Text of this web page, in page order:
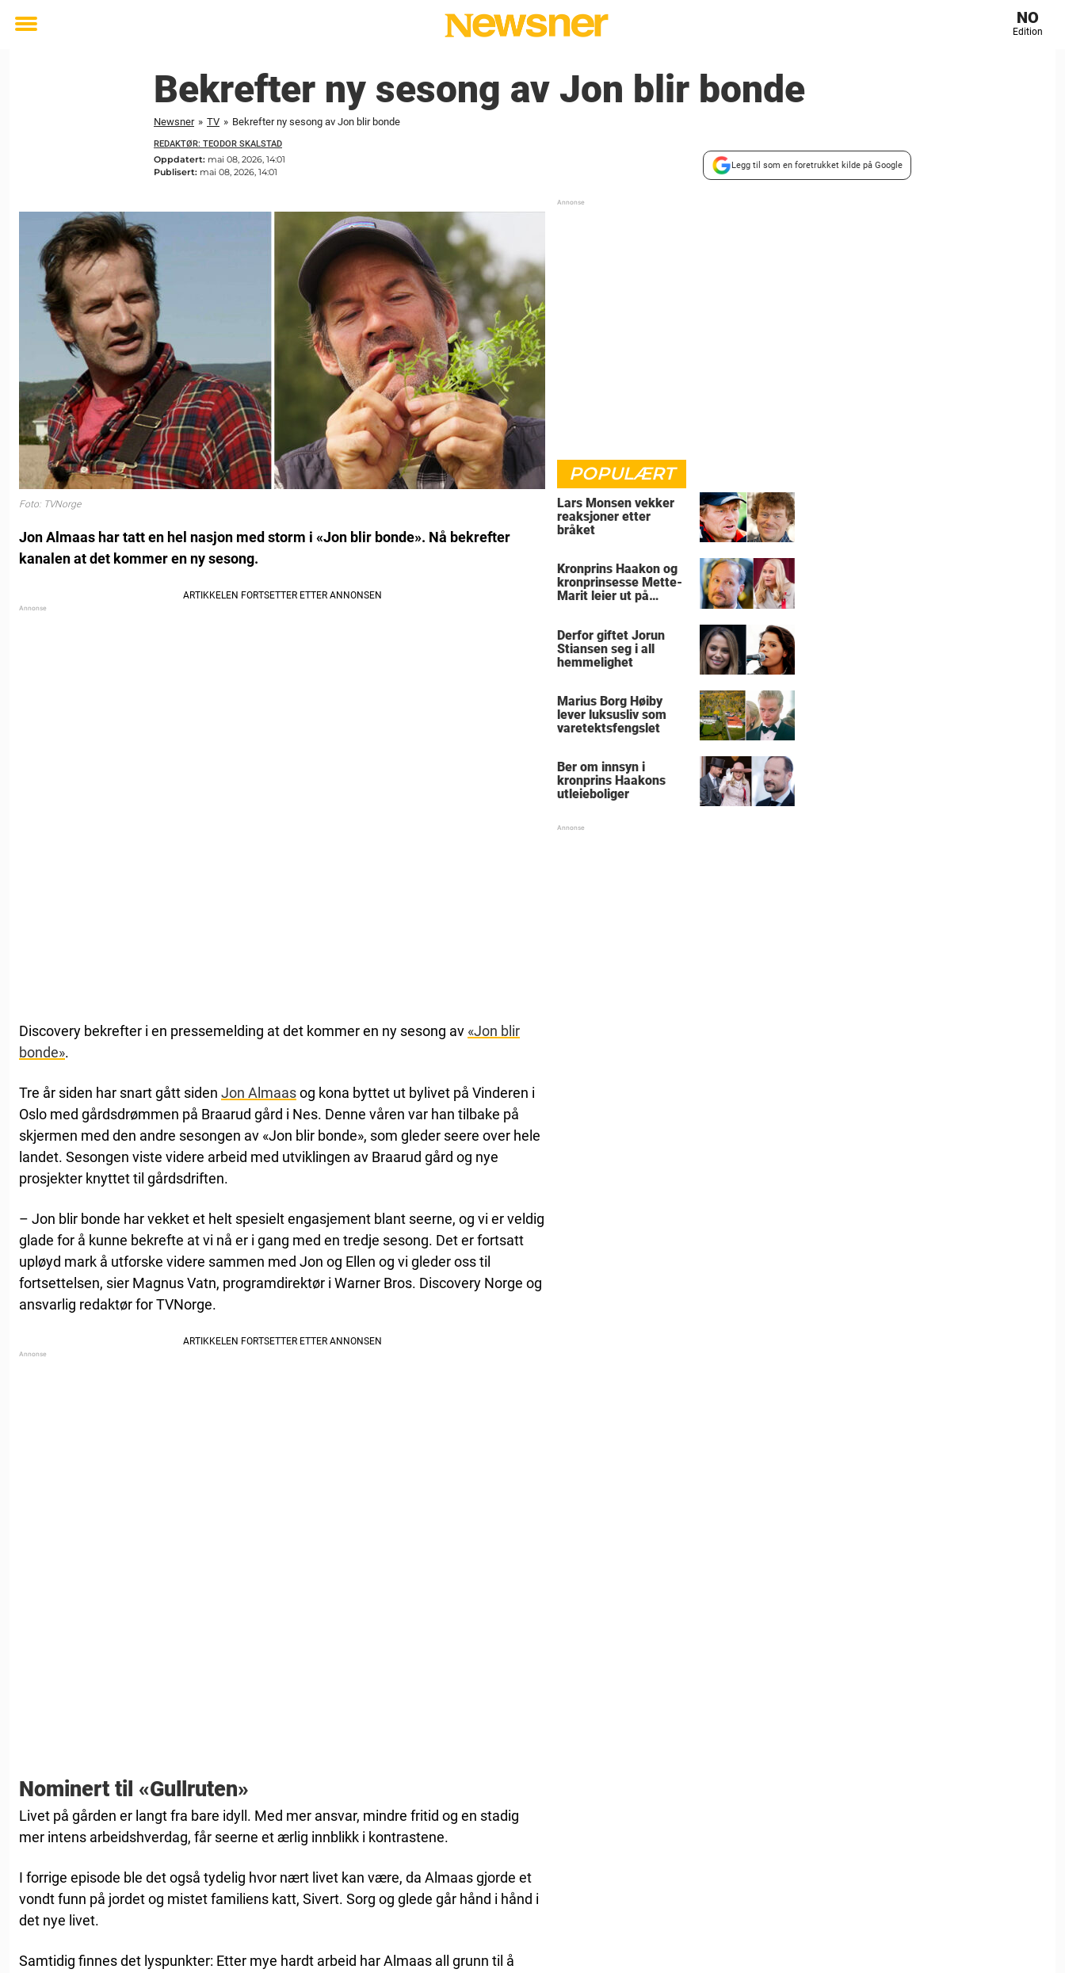
Toggle
NO
Edition
Bekrefter ny sesong av Jon blir bonde
Newsner » TV » Bekrefter ny sesong av Jon blir bonde
REDAKTØR: TEODOR SKALSTAD
Oppdatert: mai 08, 2026, 14:01
Publisert: mai 08, 2026, 14:01
Legg til som en foretrukket kilde på Google
Foto: TVNorge
Jon Almaas har tatt en hel nasjon med storm i «Jon blir bonde». Nå bekrefter
kanalen at det kommer en ny sesong.
Discovery bekrefter i en pressemelding at det kommer en ny sesong av «Jon blir
bonde».
Tre år siden har snart gått siden Jon Almaasog kona byttet ut bylivet på Vinderen i
Oslo med gårdsdrømmen på Braarud gård i Nes. Denne våren var han tilbake på
skjermen med den andre sesongen av «Jon blir bonde», som gleder seere over hele
landet. Sesongen viste videre arbeid med utviklingen av Braarud gård og nye
prosjekter knyttet til gårdsdriften.
– Jon blir bonde har vekket et helt spesielt engasjement blant seerne, og vi er veldig
glade for å kunne bekrefte at vi nå er i gang med en tredje sesong. Det er fortsatt
upløyd mark å utforske videre sammen med Jon og Ellen og vi gleder oss til
fortsettelsen, sier Magnus Vatn, programdirektør i Warner Bros. Discovery Norge og
ansvarlig redaktør for TVNorge.
Nominert til «Gullruten»
Livet på gården er langt fra bare idyll. Med mer ansvar, mindre fritid og en stadig
mer intens arbeidshverdag, får seerne et ærlig innblikk i kontrastene.
I forrige episode ble det også tydelig hvor nært livet kan være, da Almaas gjorde et
vondt funn på jordet og mistet familiens katt, Sivert. Sorg og glede går hånd i hånd i
det nye livet.
Samtidig finnes det lyspunkter: Etter mye hardt arbeid har Almaas all grunn til å
POPULÆRT
Lars Monsen vekker
reaksjoner etter
bråket
Kronprins Haakon og
kronprinsesse Mette-
Marit leier ut på
Derfor giftet Jorun
Stiansen seg i all
hemmelighet
Marius Borg Høiby
lever luksusliv som
varetektsfengslet
Ber om innsyn i
kronprins Haakons
utleieboliger